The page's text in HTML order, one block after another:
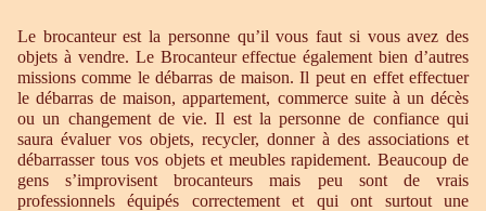
Le brocanteur est la personne qu’il vous faut si vous avez des
objets à vendre. Le Brocanteur effectue également bien d’autres
missions comme le débarras de maison. Il peut en effet effectuer
le débarras de maison, appartement, commerce suite à un décès
ou un changement de vie. Il est la personne de confiance qui
saura évaluer vos objets, recycler, donner à des associations et
débarrasser tous vos objets et meubles rapidement. Beaucoup de
gens s’improvisent brocanteurs mais peu sont de vrais
professionnels équipés correctement et qui ont surtout une